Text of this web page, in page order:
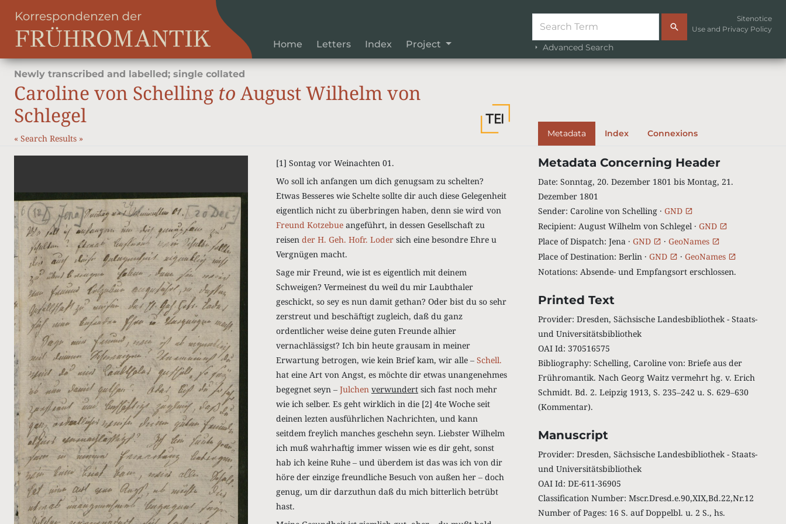
Home Letters Index Project Advanced Search
Sitenotice
Use and Privacy Policy
Newly transcribed and labelled; single collated
Caroline von Schelling to August Wilhelm von
Schlegel
« Search Results » Metadata Index Connexions
[1] Sontag vor Weinachten 01.
Wo soll ich anfangen um dich genugsam zu schelten?
Etwas Besseres wie Schelte sollte dir auch diese Gelegenheit
eigentlich nicht zu überbringen haben, denn sie wird von
Freund Kotzebueangeführt, in dessen Gesellschaft zu
reisen der H. Geh. Hofr. Lodersich eine besondre Ehre u
Vergnügen macht.
Sage mir Freund, wie ist es eigentlich mit deinem
Schweigen? Vermeinest du weil du mir Laubthaler
geschickt, so sey es nun damit gethan? Oder bist du so sehr
zerstreut und beschäftigt zugleich, daß du ganz
ordentlicher weise deine guten Freunde alhier
vernachlässigst? Ich bin heute grausam in meiner
Erwartung betrogen, wie kein Brief kam, wir alle ‒ Schell.
hat eine Art von Angst, es möchte dir etwas unangenehmes
begegnet seyn ‒ Julchen verwundertsich fast noch mehr
wie ich selber. Es geht wirklich in die [2] 4te Woche seit
deinen lezten ausführlichen Nachrichten, und kann
seitdem freylich manches geschehn seyn. Liebster Wilhelm
ich muß wahrhaftig immer wissen wie es dir geht, sonst
hab ich keine Ruhe ‒ und überdem ist das was ich von dir
höre der einzige freundliche Besuch von außen her ‒ doch
genug, um dir darzuthun daß du mich bitterlich betrübt
hast.
Metadata Concerning Header
Date: Sonntag, 20. Dezember 1801 bis Montag, 21.
Dezember 1801
Sender: Caroline von Schelling · GND
Recipient: August Wilhelm von Schlegel · GND
Place of Dispatch: Jena · GND · GeoNames
Place of Destination: Berlin · GND · GeoNames
Notations: Absende- und Empfangsort erschlossen.
Printed Text
Provider: Dresden, Sächsische Landesbibliothek - Staats-
und Universitätsbibliothek
OAI Id: 370516575
Bibliography: Schelling, Caroline von: Briefe aus der
Frühromantik. Nach Georg Waitz vermehrt hg. v. Erich
Schmidt. Bd. 2. Leipzig 1913, S. 235‒242 u. S. 629‒630
(Kommentar).
Manuscript
Provider: Dresden, Sächsische Landesbibliothek - Staats-
und Universitätsbibliothek
OAI Id: DE-611-36905
Classification Number: Mscr.Dresd.e.90,XIX,Bd.22,Nr.12
Number of Pages: 16 S. auf Doppelbl. u. 2 S., hs.